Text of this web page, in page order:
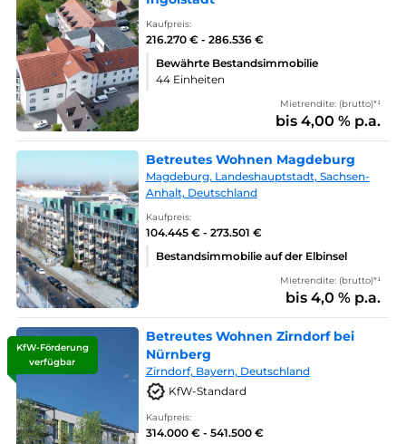
Kaufpreis:
216.270 € - 286.536 €
Bewährte Bestandsimmobilie
44 Einheiten
Mietrendite: (brutto)*¹
bis 4,00 % p.a.
Betreutes Wohnen Magdeburg
Magdeburg, Landeshauptstadt, Sachsen-
Anhalt, Deutschland
Kaufpreis:
104.445 € - 273.501 €
Bestandsimmobilie auf der Elbinsel
Mietrendite: (brutto)*¹
bis 4,0 % p.a.
KfW-Förderung
verfügbar
Betreutes Wohnen Zirndorf bei
Nürnberg
Zirndorf, Bayern, Deutschland
KfW-Standard
Kaufpreis:
314.000 € - 541.500 €